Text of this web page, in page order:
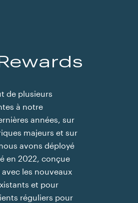
de plusieurs
à notre
années, sur
majeurs et sur
avons déployé
en 2022, conçue
les nouveaux
et pour
réguliers pour